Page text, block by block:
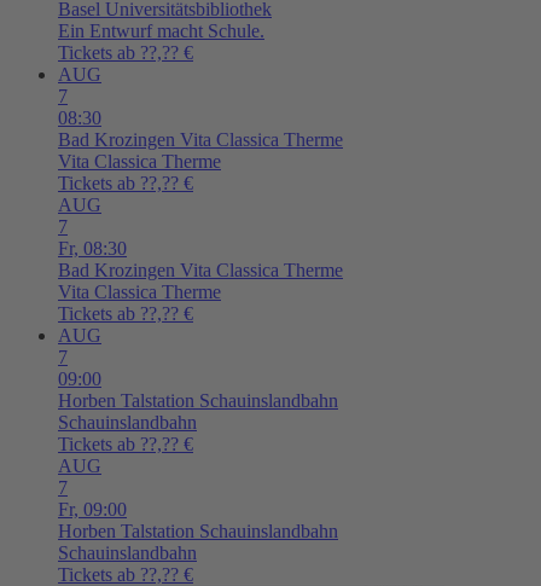
Basel Universitätsbibliothek
Ein Entwurf macht Schule.
Tickets ab ??,?? €
AUG
7
08:30
Bad Krozingen Vita Classica Therme
Vita Classica Therme
Tickets ab ??,?? €
AUG
7
Fr, 08:30
Bad Krozingen Vita Classica Therme
Vita Classica Therme
Tickets ab ??,?? €
AUG
7
09:00
Horben Talstation Schauinslandbahn
Schauinslandbahn
Tickets ab ??,?? €
AUG
7
Fr, 09:00
Horben Talstation Schauinslandbahn
Schauinslandbahn
Tickets ab ??,?? €